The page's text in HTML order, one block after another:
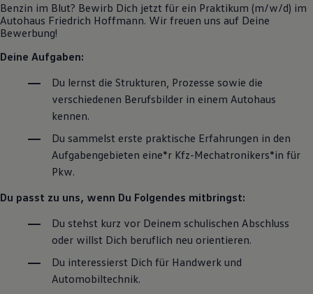
Benzin im Blut? Bewirb Dich jetzt für ein Praktikum (m/w/d) im
Autohaus Friedrich Hoffmann. Wir freuen uns auf Deine
Bewerbung!
Deine Aufgaben:
Du lernst die Strukturen, Prozesse sowie die
verschiedenen Berufsbilder in einem Autohaus
kennen.
Du sammelst erste praktische Erfahrungen in den
Aufgabengebieten eine*r Kfz-Mechatronikers*in für
Pkw.
Du passt zu uns, wenn Du Folgendes mitbringst:
Du stehst kurz vor Deinem schulischen Abschluss
oder willst Dich beruflich neu orientieren.
Du interessierst Dich für Handwerk und
Automobiltechnik.